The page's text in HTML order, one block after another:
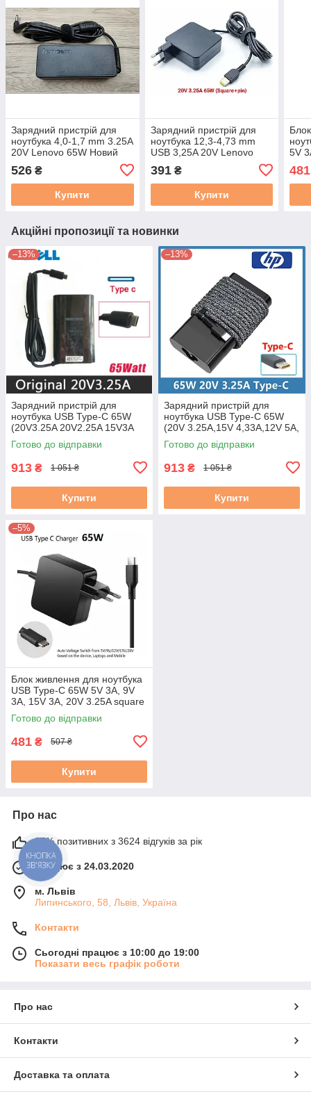
Зарядний пристрій для
ноутбука 4,0-1,7 mm 3.25A
20V Lenovo 65W Новий
526 ₴
Купити
Зарядний пристрій для
ноутбука 12,3-4,73 mm
USB 3,25A 20V Lenovo
391₴
Купити
5V
481
Акційні пропозиції та новинки
–13%
Зарядний пристрій для
ноутбука USB Type-C 65W
(20V3.25A 20V2.25A 15V3A
9V2A 5V2A) USB3.1 Dell
Оригінал новий
Готово до відправки
913 ₴ 1 051 ₴
Купити
–13%
Зарядний пристрій для
ноутбука USB Type-C 65W
(20V 3.25A,15V 4,33A,12V 5A,
9V 3A,5V 3A) HP оригінал
новий
Готово до відправки
913 ₴ 1 051 ₴
Купити
–5%
Блок живлення для ноутбука
USB Type-C 65W 5V 3A, 9V
3A, 15V 3A, 20V 3.25A square
новий
Готово до відправки
481 ₴ 507 ₴
Купити
Про нас
97% позитивних з 3624 відгуків за рік
Працює з 24.03.2020
м. Львів
Липинського, 58, Львів, Україна
Контакти
Сьогодні працює з 10:00 до 19:00
Показати весь графік роботи
Про нас
Контакти
Доставка та оплата
КНОПКА
ЗВ'ЯЗКУ